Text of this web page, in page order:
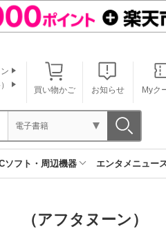
買い物かご お知らせ Myク
電子書籍
ソフト・周辺機器 エンタメニュー
（アフタヌーン）